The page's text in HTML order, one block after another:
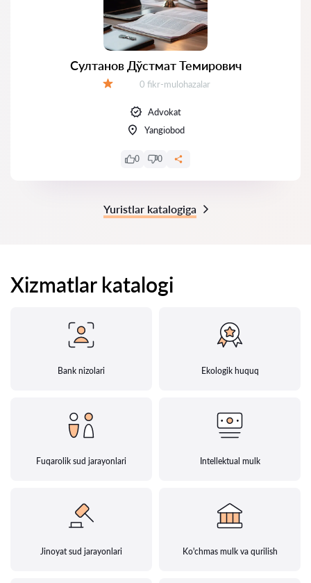
Султанов Дўстмат Темирович
Fikrlar:
0 fikr-mulohazalar
Advokat
Yangiobod
0 0
Yuristlar katalogiga
Xizmatlar katalogi
Bank nizolari Ekologik huquq
Fuqarolik sud jarayonlari Intellektual mulk
Jinoyat sud jarayonlari Ko'chmas mulk va qurilish